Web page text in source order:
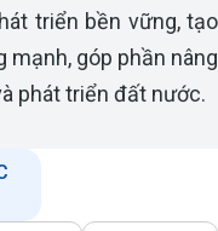
triển bền vững, tạo
mạnh, góp phần nâng
phát triển đất nước.